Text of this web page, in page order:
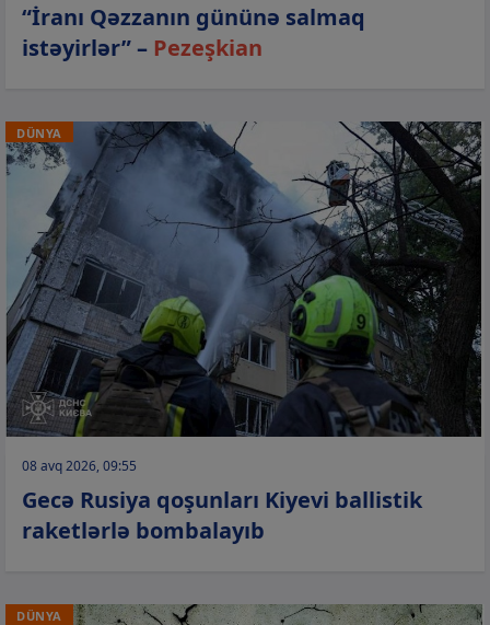
“İranı Qəzzanın gününə salmaq
istəyirlər” – Pezeşkian
DÜNYA
08 avq 2026, 09:55
Gecə Rusiya qoşunları Kiyevi ballistik
raketlərlə bombalayıb
DÜNYA